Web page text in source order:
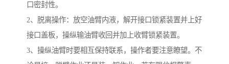
口密封性。
2、脱离操作：放空油臂内液，解开接口锁紧装置并上好
接口盖板，操纵输油臂收回并加上收臂锁紧装置。
3、操纵油臂时要相互保持联系，操作者要注意瞭望。不